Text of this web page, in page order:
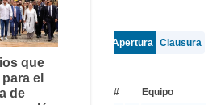
Apertura Clausura
#
Equipo